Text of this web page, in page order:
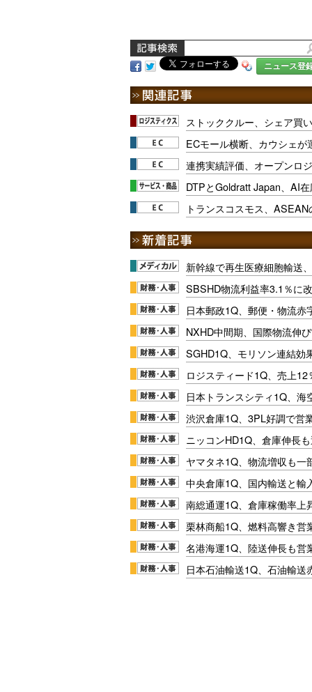
ニュース登
ストッククルー、シェア買
ECモール横断、カウシェが
連携実績評価、オープンロ
DTPとGoldratt Japan、AI
トランスコスモス、
新幹線で再生医療細胞輸送
SBSHD物流利益率3.1％に
日本郵政1Q、郵便・物流赤
NXHD中間期、国際物流伸
SGHD1Q、モリソン連結効
ロジスティード1Q、売上
日本トランスシティ1Q、海
渋沢倉庫1Q、3PL好調で営
ニッコンHD1Q、倉庫伸長
ヤマタネ1Q、物流増収も一
中央倉庫1Q、国内輸送と輸
南総通運1Q、倉庫稼働率上
栗林商船1Q、燃料高響き営
名港海運1Q、陸送伸長も営
日本石油輸送1Q、石油輸送